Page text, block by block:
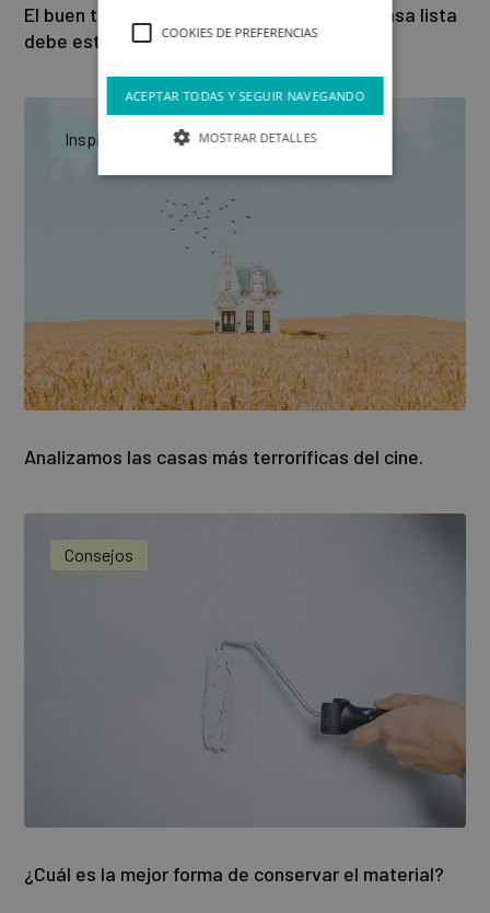
El buen tiempo a punto de comenzar y tu casa lista
debe estar
Inspiración
Analizamos las casas más terroríficas del cine.
Consejos
¿Cuál es la mejor forma de conservar el material?
COOKIES DE PREFERENCIAS
ACEPTAR TODAS Y SEGUIR NAVEGANDO
MOSTRAR DETALLES